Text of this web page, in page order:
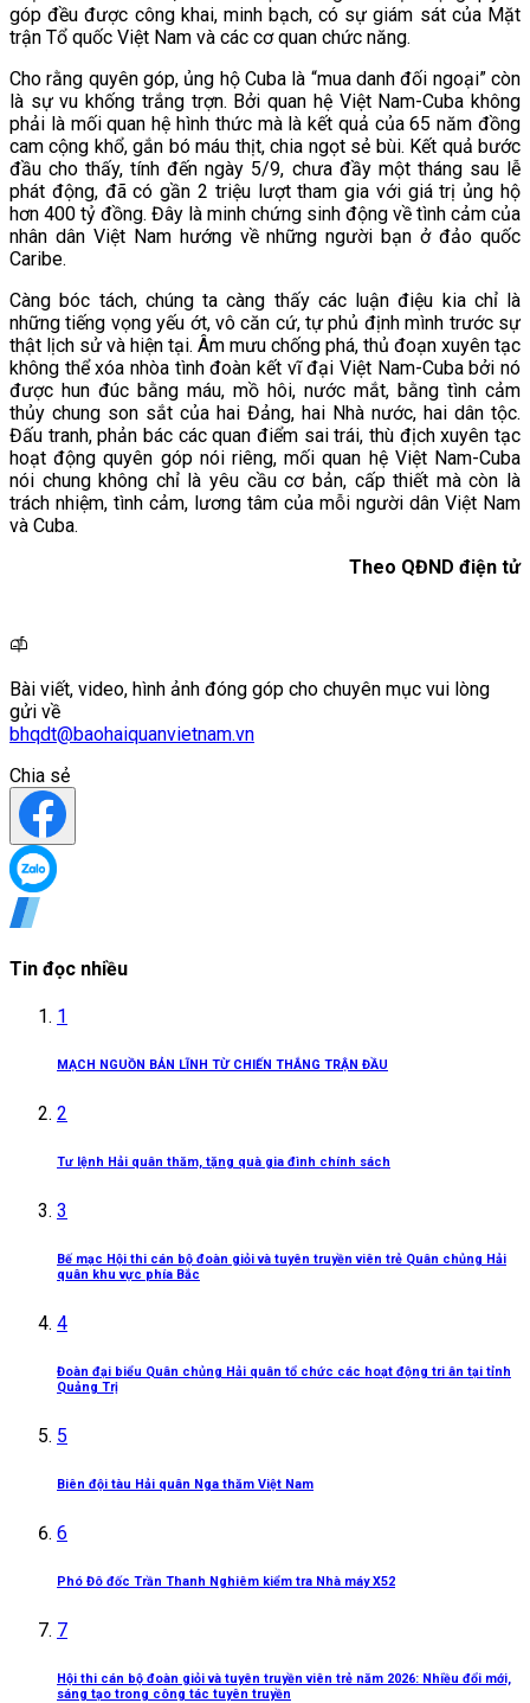
góp đều được công khai, minh bạch, có sự giám sát của Mặt
trận Tổ quốc Việt Nam và các cơ quan chức năng.
Cho rằng quyên góp, ủng hộ Cuba là “mua danh đối ngoại” còn
là sự vu khống trắng trợn. Bởi quan hệ Việt Nam-Cuba không
phải là mối quan hệ hình thức mà là kết quả của 65 năm đồng
cam cộng khổ, gắn bó máu thịt, chia ngọt sẻ bùi. Kết quả bước
đầu cho thấy, tính đến ngày 5/9, chưa đầy một tháng sau lễ
phát động, đã có gần 2 triệu lượt tham gia với giá trị ủng hộ
hơn 400 tỷ đồng. Đây là minh chứng sinh động về tình cảm của
nhân dân Việt Nam hướng về những người bạn ở đảo quốc
Caribe.
Càng bóc tách, chúng ta càng thấy các luận điệu kia chỉ là
những tiếng vọng yếu ớt, vô căn cứ, tự phủ định mình trước sự
thật lịch sử và hiện tại. Âm mưu chống phá, thủ đoạn xuyên tạc
không thể xóa nhòa tình đoàn kết vĩ đại Việt Nam-Cuba bởi nó
được hun đúc bằng máu, mồ hôi, nước mắt, bằng tình cảm
thủy chung son sắt của hai Đảng, hai Nhà nước, hai dân tộc.
Đấu tranh, phản bác các quan điểm sai trái, thù địch xuyên tạc
hoạt động quyên góp nói riêng, mối quan hệ Việt Nam-Cuba
nói chung không chỉ là yêu cầu cơ bản, cấp thiết mà còn là
trách nhiệm, tình cảm, lương tâm của mỗi người dân Việt Nam
và Cuba.
Theo QĐND điện tử
Bài viết, video, hình ảnh đóng góp cho chuyên mục vui lòng
gửi về
bhqdt@baohaiquanvietnam.vn
Chia sẻ
Tin đọc nhiều
1
MẠCH NGUỒN BẢN LĨNH TỪ CHIẾN THẮNG TRẬN ĐẦU
2
Tư lệnh Hải quân thăm, tặng quà gia đình chính sách
3
Bế mạc Hội thi cán bộ đoàn giỏi và tuyên truyền viên trẻ Quân chủng Hải
quân khu vực phía Bắc
4
Đoàn đại biểu Quân chủng Hải quân tổ chức các hoạt động tri ân tại tỉnh
Quảng Trị
5
Biên đội tàu Hải quân Nga thăm Việt Nam
6
Phó Đô đốc Trần Thanh Nghiêm kiểm tra Nhà máy X52
7
Hội thi cán bộ đoàn giỏi và tuyên truyền viên trẻ năm 2026: Nhiều đổi mới,
sáng tạo trong công tác tuyên truyền